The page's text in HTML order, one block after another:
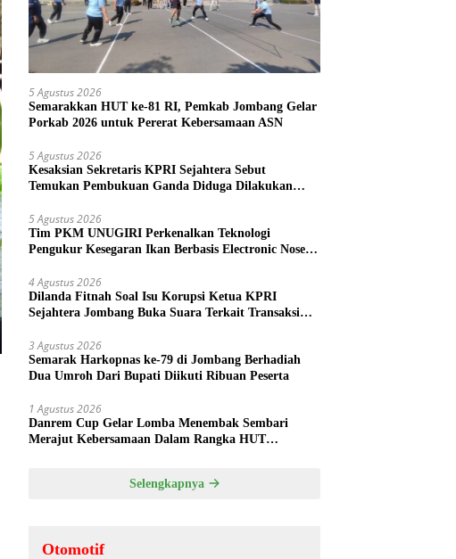
5 Agustus 2026
Semarakkan HUT ke-81 RI, Pemkab Jombang Gelar
Porkab 2026 untuk Pererat Kebersamaan ASN
5 Agustus 2026
Kesaksian Sekretaris KPRI Sejahtera Sebut
Temukan Pembukuan Ganda Diduga Dilakukan
5 Agustus 2026
Tim PKM UNUGIRI Perkenalkan Teknologi
Pengukur Kesegaran Ikan Berbasis Electronic Nose
4 Agustus 2026
Dilanda Fitnah Soal Isu Korupsi Ketua KPRI
Sejahtera Jombang Buka Suara Terkait Transaksi
3 Agustus 2026
Semarak Harkopnas ke-79 di Jombang Berhadiah
Dua Umroh Dari Bupati Diikuti Ribuan Peserta
1 Agustus 2026
Danrem Cup Gelar Lomba Menembak Sembari
Merajut Kebersamaan Dalam Rangka HUT
Selengkapnya
Otomotif